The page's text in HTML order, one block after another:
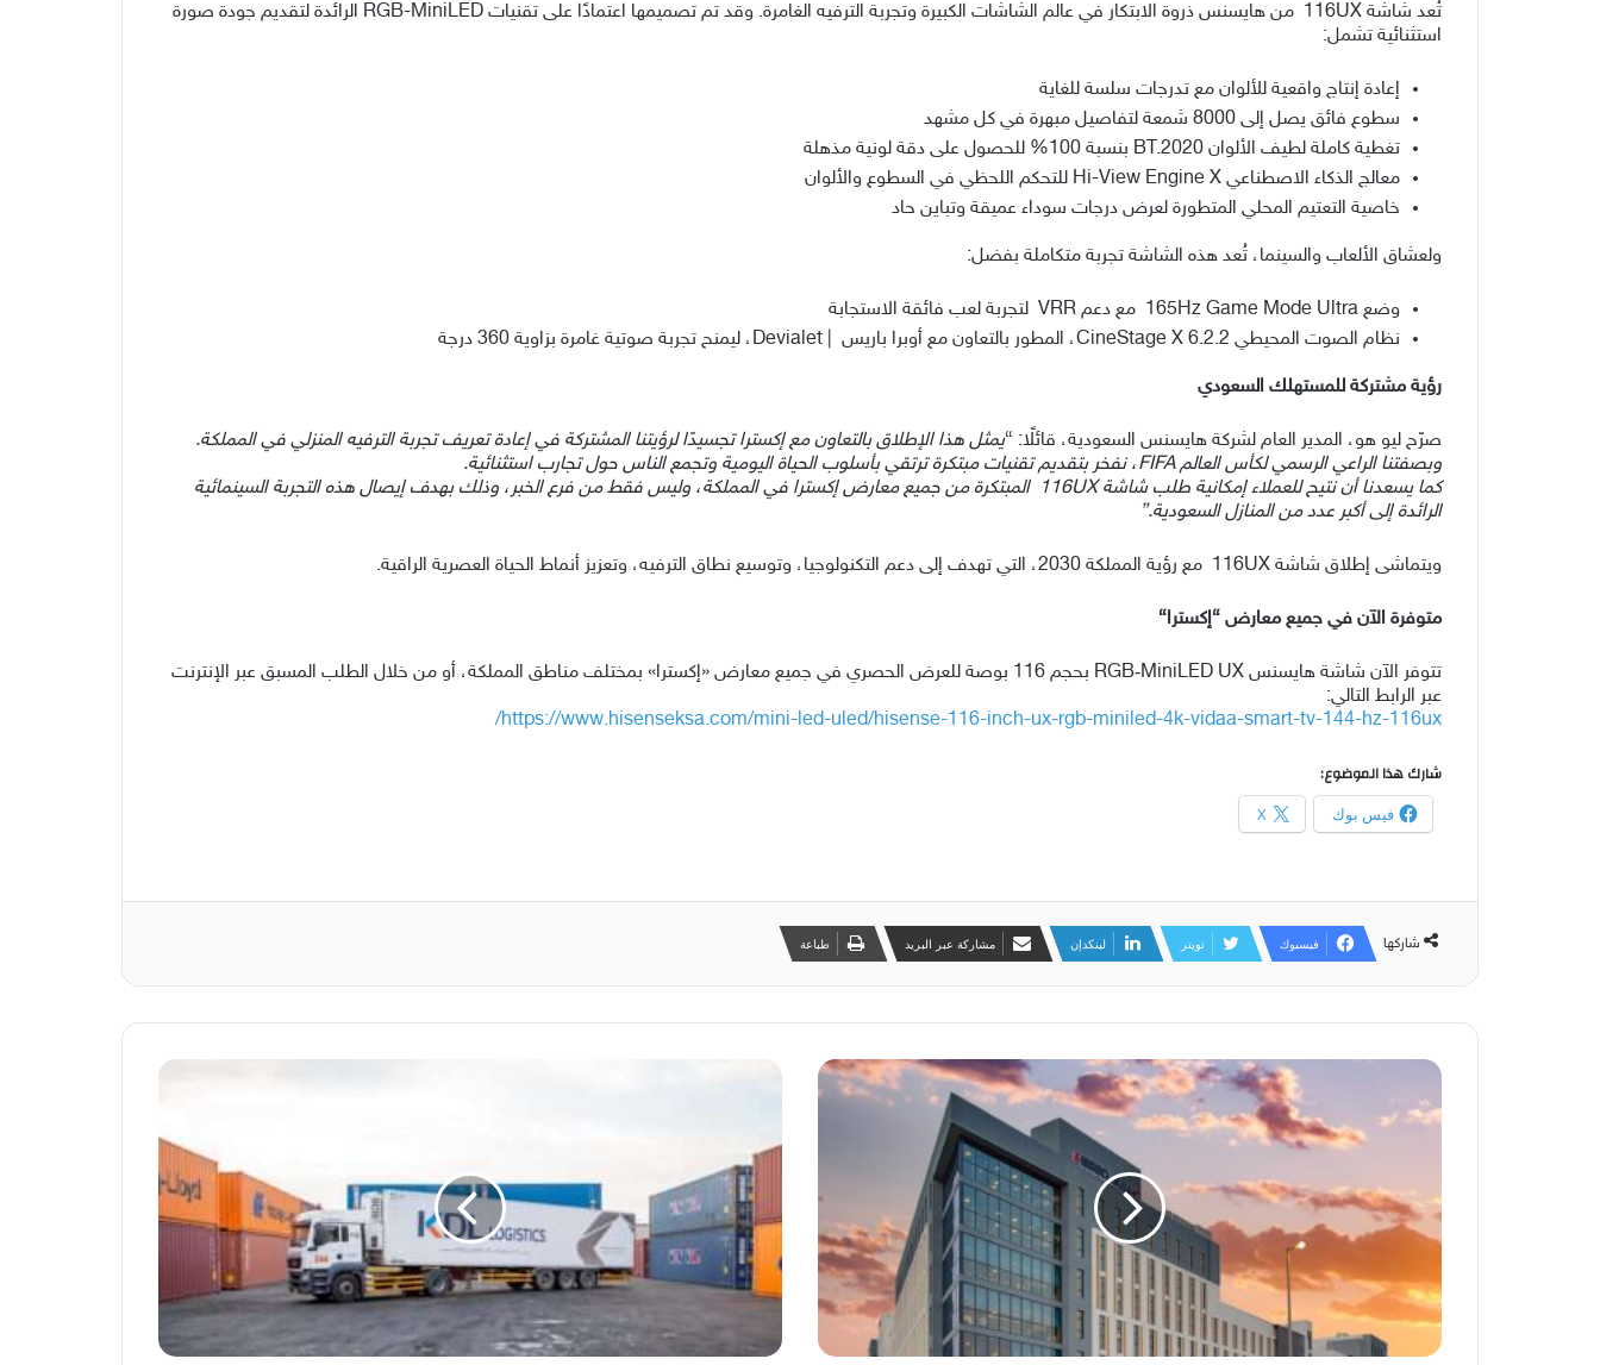
تُعد شاشة 116UX من هايسنس ذروة الابتكار في عالم الشاشات الكبيرة وتجربة الترفيه الغامرة. وقد تم تصميمها اعتمادًا على تقنيات RGB-MiniLED الرائدة لتقديم جودة صورة
استثنائية تشمل:
إعادة إنتاج واقعية للألوان مع تدرجات سلسة للغاية
سطوع فائق يصل إلى 8000 شمعة لتفاصيل مبهرة في كل مشهد
تغطية كاملة لطيف الألوان BT.2020 بنسبة 100% للحصول على دقة لونية مذهلة
معالج الذكاء الاصطناعي Hi-View Engine X للتحكم اللحظي في السطوع والألوان
خاصية التعتيم المحلي المتطورة لعرض درجات سوداء عميقة وتباين حاد
ولعشاق الألعاب والسينما، تُعد هذه الشاشة تجربة متكاملة بفضل:
وضع 165Hz Game Mode Ultra مع دعم VRR لتجربة لعب فائقة الاستجابة
نظام الصوت المحيطي 6.2.2 CineStage X، المطور بالتعاون مع أوبرا باريس | Devialet، ليمنح تجربة صوتية غامرة بزاوية 360 درجة
رؤية مشتركة للمستهلك السعودي
صرّح ليو هو، المدير العام لشركة هايسنس السعودية، قائلًا: “يمثل هذا الإطلاق بالتعاون مع إكسترا تجسيدًا لرؤيتنا المشتركة في إعادة تعريف تجربة الترفيه المنزلي في المملكة.
وبصفتنا الراعي الرسمي لكأس العالمFIFA، نفخر بتقديم تقنيات مبتكرة ترتقي بأسلوب الحياة اليومية وتجمع الناس حول تجارب استثنائية.
كما يسعدنا أن نتيح للعملاء إمكانية طلب شاشة 116UX
المبتكرة من جميع معارض إكسترا في المملكة، وليس فقط من فرع الخبر، وذلك بهدف إيصال هذه التجربة السينمائية
الرائدة إلى أكبر عدد من المنازل السعودية.”
ويتماشى إطلاق شاشة 116UX مع رؤية المملكة 2030، التي تهدف إلى دعم التكنولوجيا، وتوسيع نطاق الترفيه، وتعزيز أنماط الحياة العصرية الراقية.
متوفرة الآن في جميع معارض “إكسترا“
تتوفر الآن شاشة هايسنس RGB‑MiniLED UX بحجم 116 بوصة للعرض الحصري في جميع معارض «إكسترا» بمختلف مناطق المملكة، أو من خلال الطلب المسبق عبر الإنترنت
عبر الرابط التالي:
https://www.hisenseksa.com/mini-led-uled/hisense-116-inch-ux-rgb-miniled-4k-vidaa-smart-tv-144-hz-116ux/
شارك هذا الموضوع:
فيس بوك X
شاركها فيسبوك تويتر لينكدإن مشاركة عبر البريد طباعة